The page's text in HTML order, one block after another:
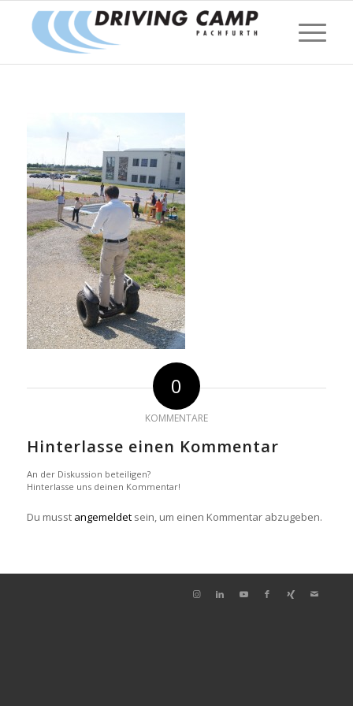
0
KOMMENTARE
Hinterlasse einen Kommentar
An der Diskussion beteiligen?
Hinterlasse uns deinen Kommentar!
Du musst angemeldetsein, um einen Kommentar abzugeben.